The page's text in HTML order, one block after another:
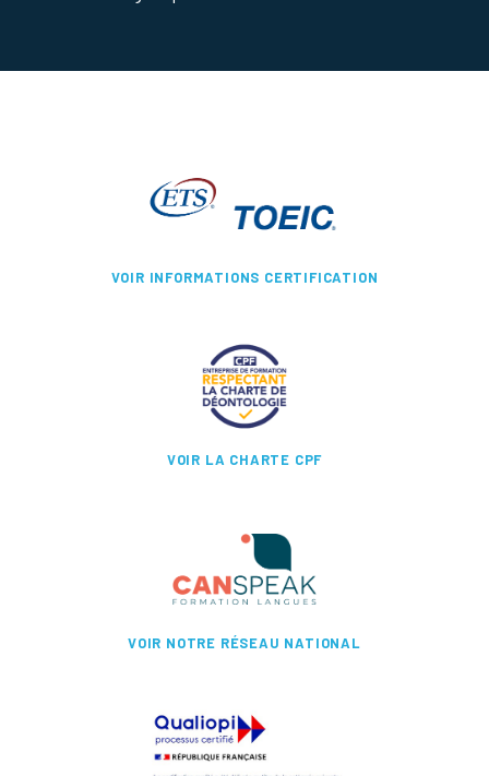
VOIR INFORMATIONS CERTIFICATION
VOIR LA CHARTE CPF
VOIR NOTRE RÉSEAU NATIONAL